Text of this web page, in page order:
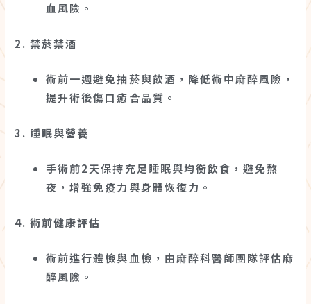
血風險。
2. 禁菸禁酒
術前一週避免抽菸與飲酒，降低術中麻醉風險，
提升術後傷口癒合品質。
3. 睡眠與營養
手術前2天保持充足睡眠與均衡飲食，避免熬
夜，增強免疫力與身體恢復力。
4. 術前健康評估
術前進行體檢與血檢，由麻醉科醫師團隊評估麻
醉風險。